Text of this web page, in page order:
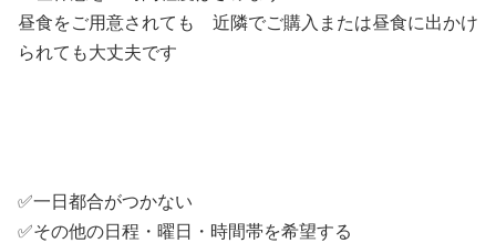
昼食をご用意されても 近隣でご購入または昼食に出かけ
られても大丈夫です
✅一日都合がつかない
✅その他の日程・曜日・時間帯を希望する